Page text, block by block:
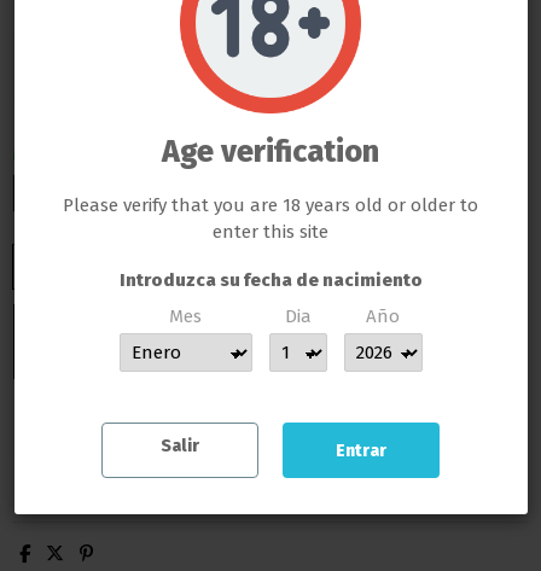
Impuestos incluidos
ENTREGA EN 24/48 HORAS DESDE SU SALIDA DEL ALMACEN
Modelo
150-200
Añadir al carrito
Age verification
Please verify that you are 18 years old or older to
enter this site
Introduzca su fecha de nacimiento
Mes
Dia Año
Salir Entrar
LLAMAS GROW NO VENDE ABSOLUTAMENTE NINGÚN PRODUCTO QUE ESTE FUERA DE LA LEY
TODOS LOS PRODUCTOS QUE SE VENDEN EN ESTA WEB SON EXCLUSIVAMENTE PARA LA HORTICULTURA
PROFESIONAL
GERMINAR NI CULTIVAR, SI ALGÚN CLIENTE DE LLAMAS GROW NO RESPETA LA LEY SERÁ BAJO SU
RESPONSABILIDAD
MUCHAS GRACIAS POR CONFIAR EN LLAMAS GROW